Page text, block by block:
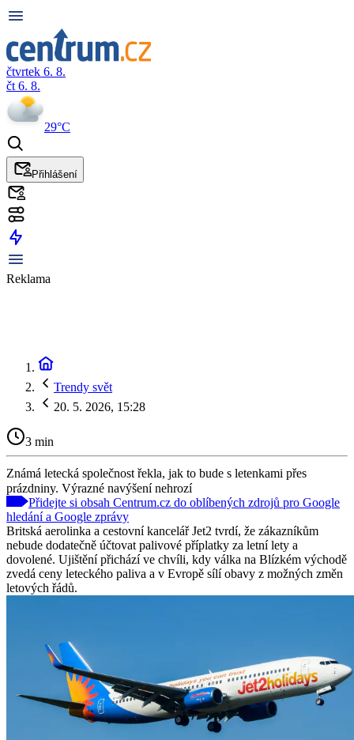
čtvrtek 6. 8.
čt 6. 8.
29°C
Přihlášení
Reklama
Trendy svět
20. 5. 2026, 15:28
3 min
Známá letecká společnost řekla, jak to bude s letenkami přes
prázdniny. Výrazné navýšení nehrozí
Přidejte si obsah Centrum.cz do oblíbených zdrojů pro Google
hledání a Google zprávy
Britská aerolinka a cestovní kancelář Jet2 tvrdí, že zákazníkům
nebude dodatečně účtovat palivové příplatky za letní lety a
dovolené. Ujištění přichází ve chvíli, kdy válka na Blízkém východě
zvedá ceny leteckého paliva a v Evropě sílí obavy z možných změn
letových řádů.